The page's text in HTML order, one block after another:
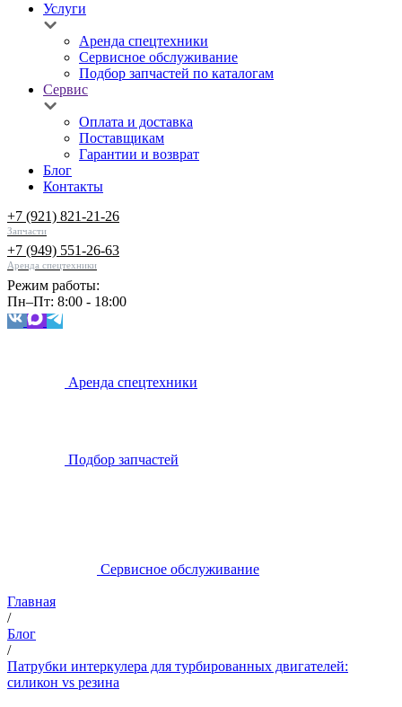
Услуги
Аренда спецтехники
Сервисное обслуживание
Подбор запчастей по каталогам
Сервис
Оплата и доставка
Поставщикам
Гарантии и возврат
Блог
Контакты
+7 (921) 821-21-26
Запчасти
+7 (949) 551-26-63
Аренда спецтехники
Режим работы:
Пн–Пт: 8:00 - 18:00
Аренда спецтехники
Подбор запчастей
Сервисное обслуживание
Главная
/
Блог
/
Патрубки интеркулера для турбированных двигателей:
силикон vs резина